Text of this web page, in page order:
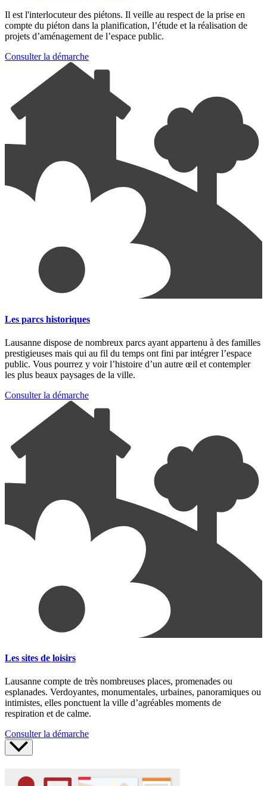
Il est l'interlocuteur des piétons. Il veille au respect de la prise en
compte du piéton dans la planification, l’étude et la réalisation de
projets d’aménagement de l’espace public.
Consulter la démarche
Les parcs historiques
Lausanne dispose de nombreux parcs ayant appartenu à des familles
prestigieuses mais qui au fil du temps ont fini par intégrer l’espace
public. Vous pourrez y voir l’histoire d’un autre œil et contempler
les plus beaux paysages de la ville.
Consulter la démarche
Les sites de loisirs
Lausanne compte de très nombreuses places, promenades ou
esplanades. Verdoyantes, monumentales, urbaines, panoramiques ou
intimistes, elles ponctuent la ville d’agréables moments de
respiration et de calme.
Consulter la démarche